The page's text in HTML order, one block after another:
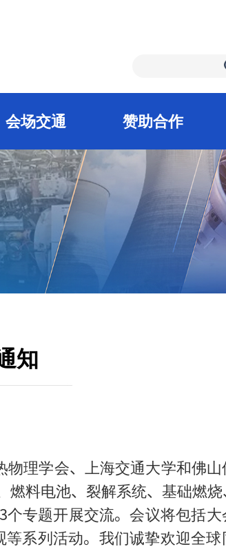
会场交通 赞助合作
知
物理学会、上海交通大学和佛
燃料电池、裂解系统、基础燃
专题开展交流。会议将包括
系列活动。我们诚挚欢迎全